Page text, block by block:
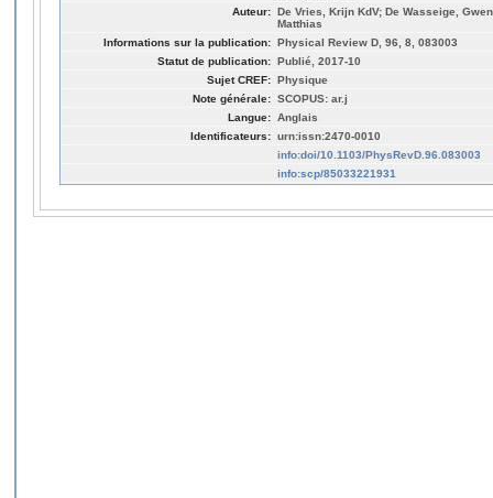
Auteur: De Vries, Krijn KdV; De Wasseige,
Matthias
Informations sur la publication: Physical Review D, 96, 8, 083003
Statut de publication: Publié, 2017-10
Sujet CREF: Physique
Note générale: SCOPUS: ar.j
Langue: Anglais
Identificateurs: urn:issn:2470-0010
info:doi/10.1103/PhysRevD.96.083003
info:scp/85033221931